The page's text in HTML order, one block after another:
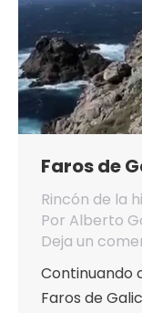
Faros de
Rincón de la
Por Alberto
Deja un
Continuando
Faros de